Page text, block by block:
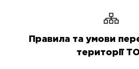
Правила та умови
території